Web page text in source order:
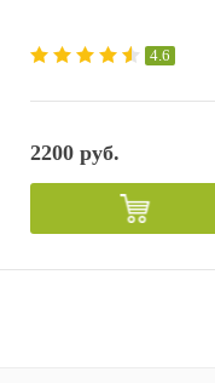
4.6
2200 руб.